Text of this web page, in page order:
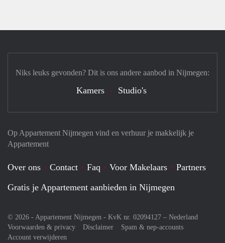
Op Appartement Nijmegen vind en verhuur je makkelijk je
Appartement
Over ons Contact Faq Voor Makelaars
Partners
Gratis je Appartement aanbieden in Nijmegen
© 2026 - Appartement Nijmegen - KvK nr. 02094127 – Nederland
Voorwaarden & privacy
Disclaimer
Spam & nep-accounts
Account verwijderen
Niks leuks gevonden? Dit is ons andere aanbod in Nijmegen:
Kamers Studio's